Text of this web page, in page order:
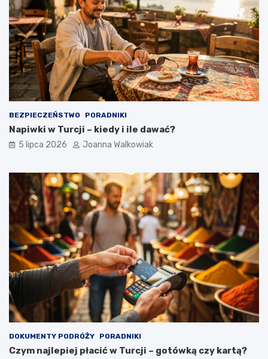
BEZPIECZEŃSTWO PORADNIKI
Napiwki w Turcji – kiedy i ile dawać?
5 lipca 2026 Joanna Walkowiak
DOKUMENTY PODRÓŻY PORADNIKI
Czym najlepiej płacić w Turcji – gotówką czy kartą?